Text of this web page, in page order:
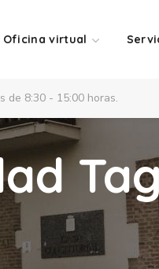
Oficina virtual
de 8:30 - 15:00 horas.